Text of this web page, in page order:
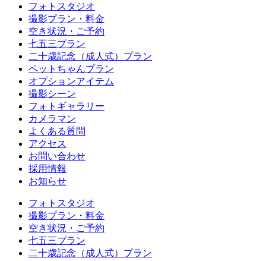
フォトスタジオ
撮影プラン・料金
空き状況・ご予約
七五三プラン
二十歳記念（成人式）プラン
ペットちゃんプラン
オプションアイテム
撮影シーン
フォトギャラリー
カメラマン
よくある質問
アクセス
お問い合わせ
採用情報
お知らせ
フォトスタジオ
撮影プラン・料金
空き状況・ご予約
七五三プラン
二十歳記念（成人式）プラン